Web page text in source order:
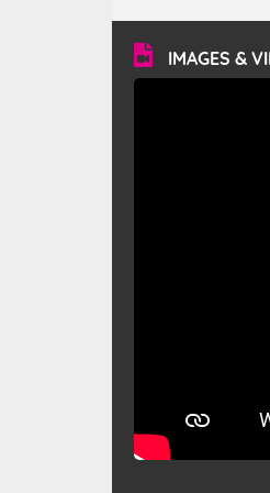
vitesse moyenne
en rafales, parfois
du Rhône et la
méditerranéen à
IMAGES &